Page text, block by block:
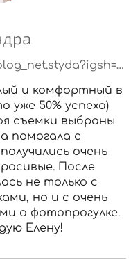
www.instagram.com/psycholog_net.styda?igsh=MXRybmFtb2xxaHBqaQ==
и комфортный в
уже 50% успеха)
съемки выбраны
помогала с
очень
После
не только с
но и с очень
о фотопрогулке.
Елену!